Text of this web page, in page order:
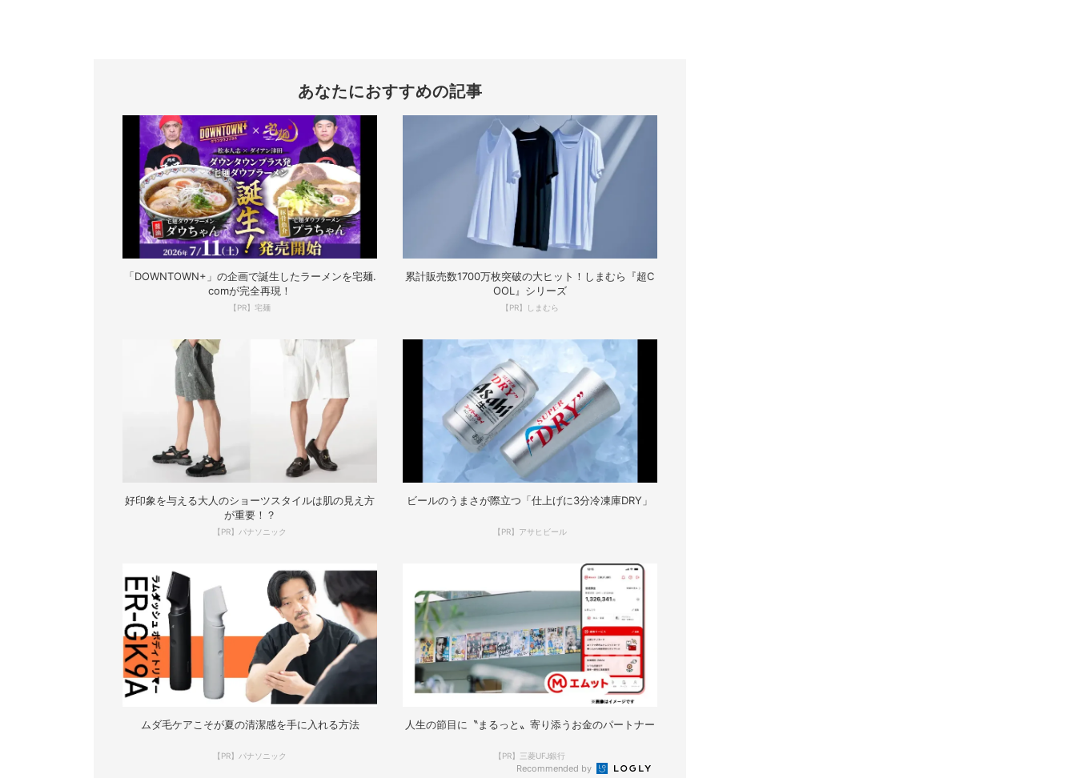
あなたにおすすめの記事
「DOWNTOWN+」の企画で誕生したラーメンを宅麺.
comが完全再現！
【PR】宅麺
累計販売数1700万枚突破の大ヒット！しまむら『超C
OOL』シリーズ
【PR】しまむら
好印象を与える大人のショーツスタイルは肌の見え方
が重要！？
【PR】パナソニック
ビールのうまさが際立つ「仕上げに3分冷凍庫DRY」
【PR】アサヒビール
ムダ毛ケアこそが夏の清潔感を手に入れる方法
【PR】パナソニック
人生の節目に〝まるっと〟寄り添うお金のパートナー
【PR】三菱UFJ銀行
Recommended by